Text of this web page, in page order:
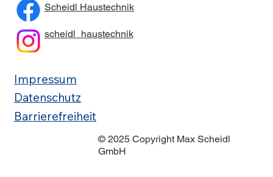
Scheidl Haustechnik
scheidl_haustechnik
Impressum
Datenschutz
Barrierefreiheit
© 2025 Copyright Max Scheidl
GmbH